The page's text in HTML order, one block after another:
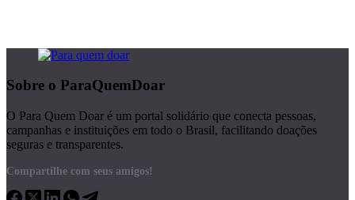
Sobre o ParaQuemDoar
O Para Quem Doar é um portal solidário que conecta pessoas,
campanhas e instituições em todo o Brasil, facilitando doações
seguras e transparentes.
Compartilhe com seus amigos!